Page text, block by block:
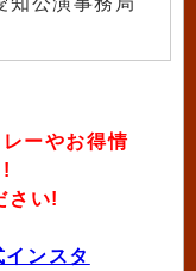
ーやお得情
さい!
ンスタ